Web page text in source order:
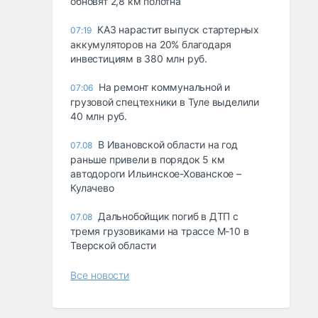
07:19 КАЗ нарастит выпуск стартерных
аккумуляторов на 20% благодаря
инвестициям в 380 млн руб.
07:06 На ремонт коммунальной и
грузовой спецтехники в Туле выделили
40 млн руб.
07.08 В Ивановской области на год
раньше привели в порядок 5 км
автодороги Ильинское-Хованское –
Кулачево
07.08 Дальнобойщик погиб в ДТП с
тремя грузовиками на трассе М-10 в
Тверской области
Все новости